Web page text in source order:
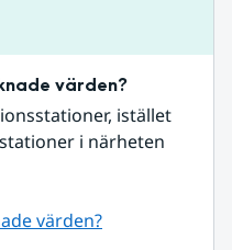
värden?
istället
i närheten
värden?